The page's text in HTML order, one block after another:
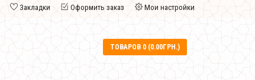
Закладки Оформить заказ Мои настройки
ТОВАРОВ 0 (0.00ГРН.)